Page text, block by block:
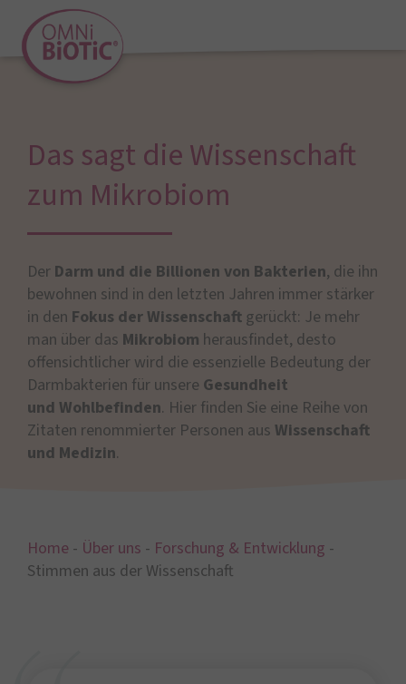
Das sagt die Wissenschaft
zum Mikrobiom
Der Darm und die Billionen von Bakterien, die ihn
bewohnen sind in den letzten Jahren immer stärker
in den Fokus der Wissenschaft gerückt: Je mehr
man über das Mikrobiom herausfindet, desto
offensichtlicher wird die essenzielle Bedeutung der
Darmbakterien für unsere Gesundheit
und Wohlbefinden. Hier finden Sie eine Reihe von
Zitaten renommierter Personen aus Wissenschaft
und Medizin.
Home - Über uns - Forschung & Entwicklung -
Stimmen aus der Wissenschaft